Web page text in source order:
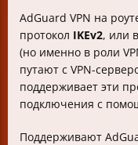
AdGuard VPN на
протокол IKEv2, или
(но именно в роли
путают с VPN-
поддерживает эти
подключения с
Поддерживают